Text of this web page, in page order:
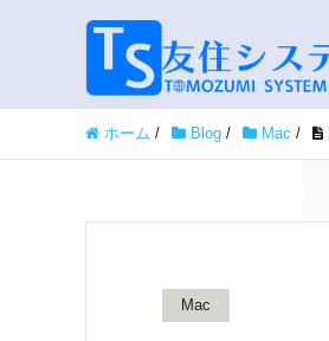
ホーム / Blog / Mac /
Mac